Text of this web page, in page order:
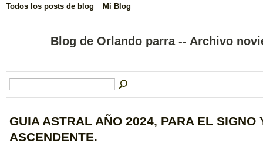
Todos los posts de blog Mi Blog
Blog de Orlando parra -- Archivo
GUIA ASTRAL AÑO 2024, PARA EL SIGNO
ASCENDENTE.